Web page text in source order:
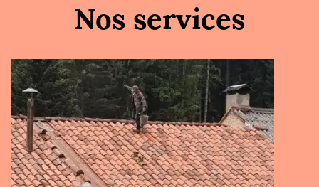
Nos services